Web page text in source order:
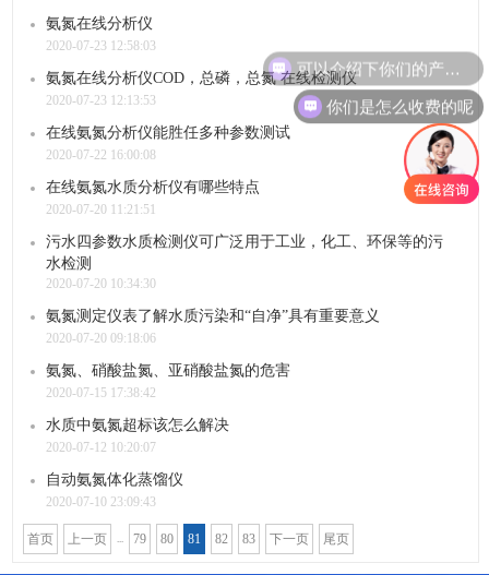
氨氮在线分析仪
2020-07-23 12:58:03
氨氮在线分析仪COD，总磷，总氮 在线检测仪
2020-07-23 12:13:53
在线氨氮分析仪能胜任多种参数测试
2020-07-22 16:00:08
在线氨氮水质分析仪有哪些特点
2020-07-20 11:21:51
污水四参数水质检测仪可广泛用于工业，化工、环保等的污
水检测
2020-07-20 10:34:30
氨氮测定仪表了解水质污染和“自净”具有重要意义
2020-07-20 09:18:06
氨氮、硝酸盐氮、亚硝酸盐氮的危害
2020-07-15 17:38:42
水质中氨氮超标该怎么解决
2020-07-12 10:20:07
自动氨氮体化蒸馏仪
2020-07-10 23:09:43
首页 上一页 ... 79 80 81 82 83 下一页 尾页
可以介绍下你们的产品么
你们是怎么收费的呢